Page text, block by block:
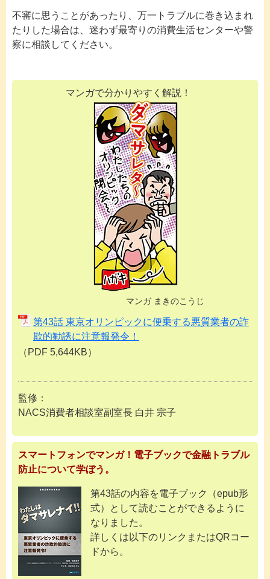
不審に思うことがあったり、万一トラブルに巻き込まれ
たりした場合は、迷わず最寄りの消費生活センターや警
察に相談してください。
マンガで分かりやすく解説！
マンガ まきのこうじ
第43話 東京オリンピックに便乗する悪質業者の詐
欺的勧誘に注意報発令！
（PDF 5,644KB）
監修：
NACS消費者相談室副室長 白井 宗子
スマートフォンでマンガ！電子ブックで金融トラブル
防止について学ぼう。
第43話の内容を電子ブック（epub形
式）として読むことができるように
なりました。
詳しくは以下のリンクまたはQRコー
ドから。